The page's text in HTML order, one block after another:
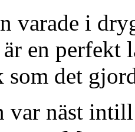
varade i
en perfekt
det
var näst